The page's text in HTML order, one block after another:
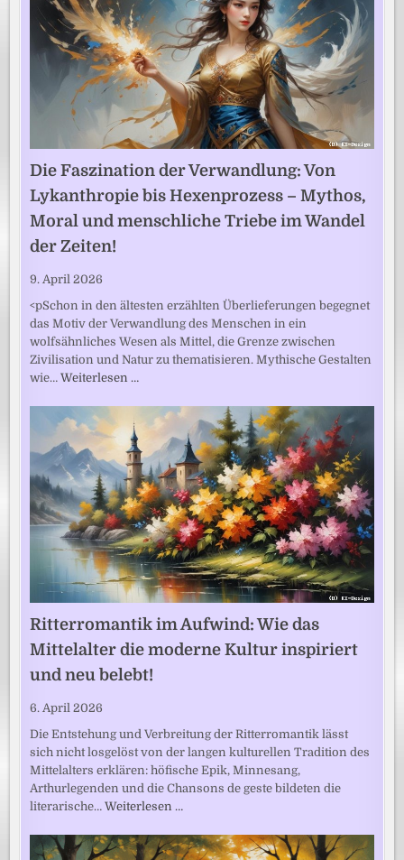
Die Faszination der Verwandlung: Von
Lykanthropie bis Hexenprozess – Mythos,
Moral und menschliche Triebe im Wandel
der Zeiten!
9. April 2026
<pSchon in den ältesten erzählten Überlieferungen begegnet
das Motiv der Verwandlung des Menschen in ein
wolfsähnliches Wesen als Mittel, die Grenze zwischen
Zivilisation und Natur zu thematisieren. Mythische Gestalten
wie…Weiterlesen …
Ritterromantik im Aufwind: Wie das
Mittelalter die moderne Kultur inspiriert
und neu belebt!
6. April 2026
Die Entstehung und Verbreitung der Ritterromantik lässt
sich nicht losgelöst von der langen kulturellen Tradition des
Mittelalters erklären: höfische Epik, Minnesang,
Arthurlegenden und die Chansons de geste bildeten die
literarische…Weiterlesen …